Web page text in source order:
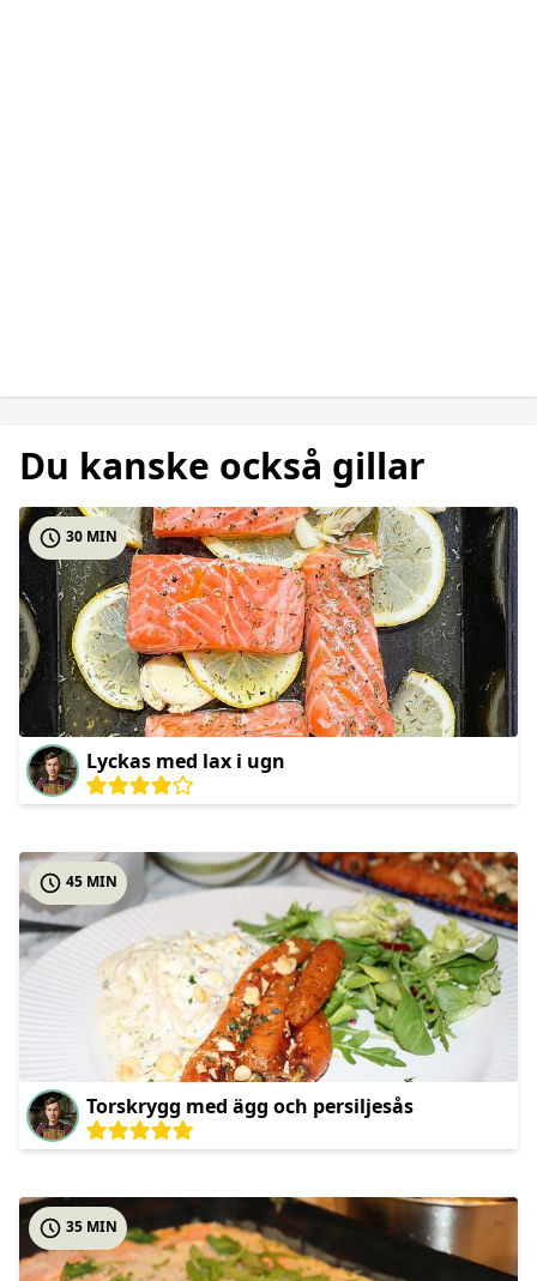
Du kanske också gillar
Lyckas med lax i ugn
30 MIN
Torskrygg med ägg och persiljesås
45 MIN
35 MIN